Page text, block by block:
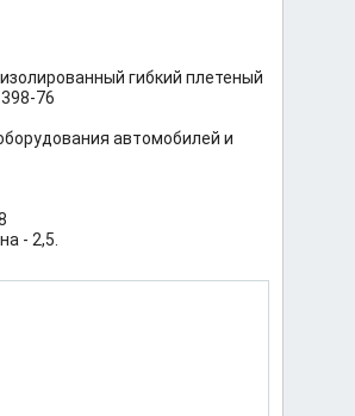
гибкий плетеный
76
автомобилей и
- 2,5.